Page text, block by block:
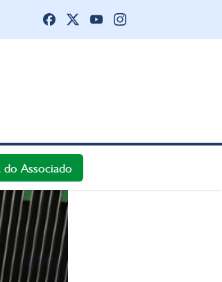
do Associado